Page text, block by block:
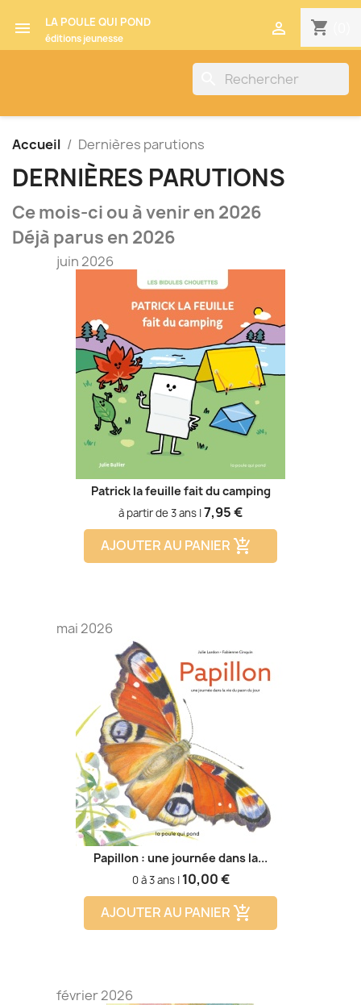
 LA POULE QUI POND
éditions jeunesse
shopping_cart

Accueil Dernières parutions
DERNIÈRES PARUTIONS
Ce mois-ci ou à venir en 2026
Déjà parus en 2026
juin 2026
Patrick la feuille fait du camping
à partir de 3 ans |Prix
7,95 €
AJOUTER AU PANIER add_shopping_cart
mai 2026
Papillon : une journée dans la...
0 à 3 ans | Prix
10,00 €
AJOUTER AU PANIER add_shopping_cart
février 2026